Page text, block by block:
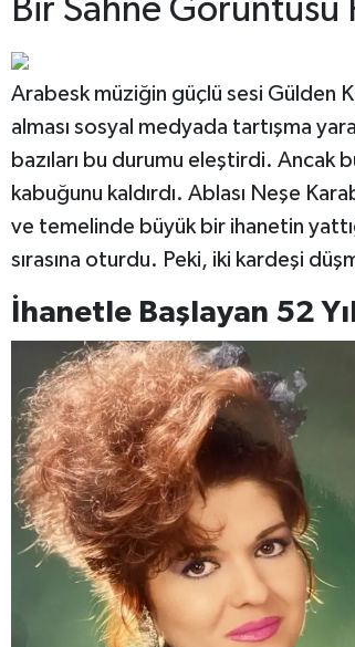
Bir Sahne
Arabesk müziğin güçlü sesi Gülden
alması sosyal medyada tartışma
bazıları bu durumu eleştirdi. Ancak
kabuğunu kaldırdı. Ablası Neşe
ve temelinde büyük bir ihanetin
sırasına oturdu. Peki, iki kardeşi
İhanetle Başlayan 52